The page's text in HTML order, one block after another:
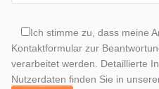
Ich stimme zu, dass meine
Kontaktformular zur
verarbeitet werden. Detaillierte
Nutzerdaten finden Sie in